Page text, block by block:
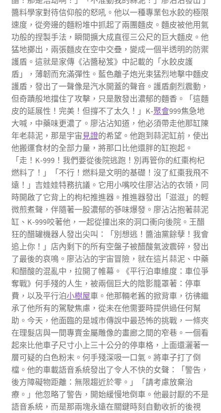
醬料學家對待信仰般的怒吼。他以一種專業包水餃的極限
速度，從旁邊的麵粉堆中抓起了兩團麵皮。麵皮被他用氣
功般的捏製手法，瞬間擴大成直徑三公尺的巨大麵皮。他
猛地擲出，兩張麵皮在空中交疊，變成一個半透明的防禦
護盾。這就是家傳《沾醬秘笈》中記載的「水餃皮護
盾」，薄韌而充滿彈性。藍色離子炮光束猛烈地擊中麵皮
護盾，發出了一聲像是汽水開蓋的聲音。護盾劇烈震動，
但奇蹟般地擋住了攻擊，只是散發出濃郁的麵香。「這麵
皮的延展性！完美！但撐不了太久！」K-聚會999焦急地
大喊，中藥味更濃了。廖沾沾知道，他必須帶走他那缸陳
年老蒜泥，那是宇宙 見證的希望。他跑到蒜泥缸前，使出
他搬運食材的全部力量，將那口比他還胖的缸抱起。
「走！K-999！我們要從後院逃跑！別再管你的紅棗枸杞
燃料了！」「不行！燃料是文明的基礎！沒了紅棗我飛不
遠！」吉娃娃特務抗議。它用小嘴咬住廖沾沾的衣領，同
時開啟了它背上的枸杞推進器。推進器發出「滋滋」的輕
微煎煮聲，伴隨著一股濃郁的蔘味爆發。廖沾沾抱著蒜泥
缸、K-999咬著他，一起從撞出來的洞口衝向後院。王醋
狂的醋罐機器人發出尖叫：「別想逃！醬油黨餘孽！我會
追上你！」店內剩下的所有空盤子被醋酸氣波震碎，發出
了最後的哀鳴。廖沾沾的宇宙冒險，就在這片蒜泥、中藥
和醋酸的混亂中，拉開了帷幕。《平行泊車維度：車位爭
奪戰》何手殘的人生，被兩個巨大的陰影籠罩著：停車
費，以及平行泊小樹屋車。他那輛老舊的掀背車，彷彿繼
承了他所有的駕駛焦慮，從未在他需要時提供過任何幫
助。今天，他面臨的是城市傳說中最恐怖的挑戰，一條夾
在理髮店與一間專賣金屬雕像的畫廊之間的窄巷。一個看
起來比他車子尺寸小上三十公分的停車格，上面還灑著一
層可疑的白色粉末。何手殘深吸一口氣。將車子打了倒
檔。他的車載語音系統發出了令人不快的女聲：「警告，
後方障礙物距離：無限趨近於零。」「請考慮放棄治
療。」他忽略了警告，開始緩慢地倒車。他最討厭的不是
語音系統，而是那兩塊永遠在關鍵時刻自動收折的後視